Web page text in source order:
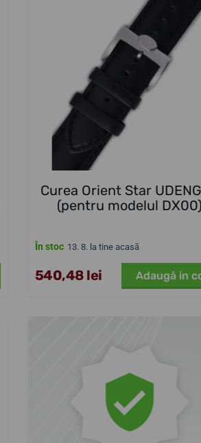
Curea Orient Star
(pentru modelul DX00)
În stoc 13. 8. la tine acasă
540,48 lei Adaugă in